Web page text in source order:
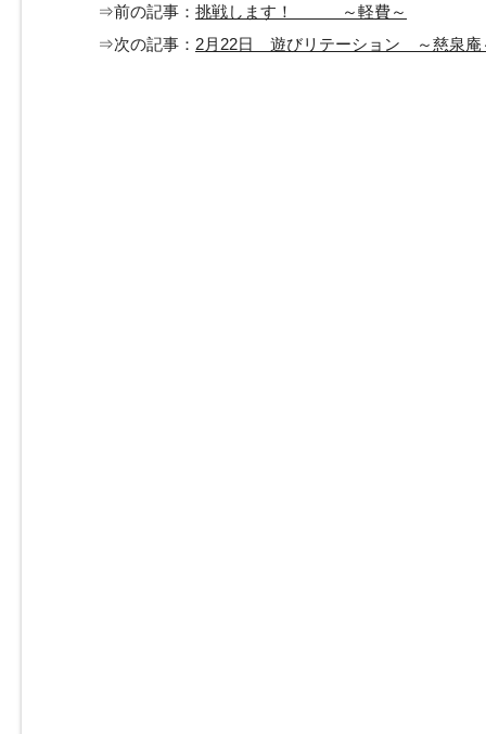
⇒前の記事： 挑戦します！ ～軽費～
⇒次の記事： 2月22日 遊びリテーション ～慈泉庵